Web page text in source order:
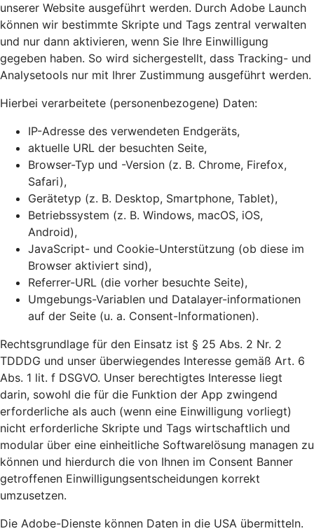
unserer Website ausgeführt werden. Durch Adobe Launch
können wir bestimmte Skripte und Tags zentral verwalten
und nur dann aktivieren, wenn Sie Ihre Einwilligung
gegeben haben. So wird sichergestellt, dass Tracking- und
Analysetools nur mit Ihrer Zustimmung ausgeführt werden.
Hierbei verarbeitete (personenbezogene) Daten:
IP-Adresse des verwendeten Endgeräts,
aktuelle URL der besuchten Seite,
Browser-Typ und -Version (z. B. Chrome, Firefox,
Safari),
Gerätetyp (z. B. Desktop, Smartphone, Tablet),
Betriebssystem (z. B. Windows, macOS, iOS,
Android),
JavaScript- und Cookie-Unterstützung (ob diese im
Browser aktiviert sind),
Referrer-URL (die vorher besuchte Seite),
Umgebungs-Variablen und Datalayer-informationen
auf der Seite (u. a. Consent-Informationen).
Rechtsgrundlage für den Einsatz ist § 25 Abs. 2 Nr. 2
TDDDG und unser überwiegendes Interesse gemäß Art. 6
Abs. 1 lit. f DSGVO. Unser berechtigtes Interesse liegt
darin, sowohl die für die Funktion der App zwingend
erforderliche als auch (wenn eine Einwilligung vorliegt)
nicht erforderliche Skripte und Tags wirtschaftlich und
modular über eine einheitliche Softwarelösung managen zu
können und hierdurch die von Ihnen im Consent Banner
getroffenen Einwilligungsentscheidungen korrekt
umzusetzen.
Die Adobe-Dienste können Daten in die USA übermitteln.